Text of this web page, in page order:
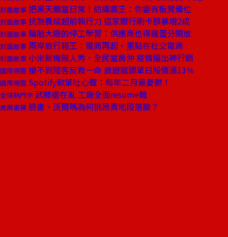
封面故事 把黑天鵝當日常！紡織霸王：你要有板凳備位
封面故事 抗煞養成超前執行力 這家銀行刷卡額暴增2成
封面故事 輪胎大廠的停工學習：供應商也得雞蛋分開放
封面故事 兩岸旅行箱王：電商再起，重點在社交電商
封面故事 小米新機無人秀、全民當房仲 疫情逼出神行銷
國際視窗 搶不到陸客反救一命 旅遊龍頭單日股價漲13％
國際視窗 Spotify歌單吐心聲：每年二月最憂鬱！
全球熱門字 武肺還在亂 工廠全面resume難
商周書摘 臉書、沃爾瑪為何挑昂貴地段落腳？